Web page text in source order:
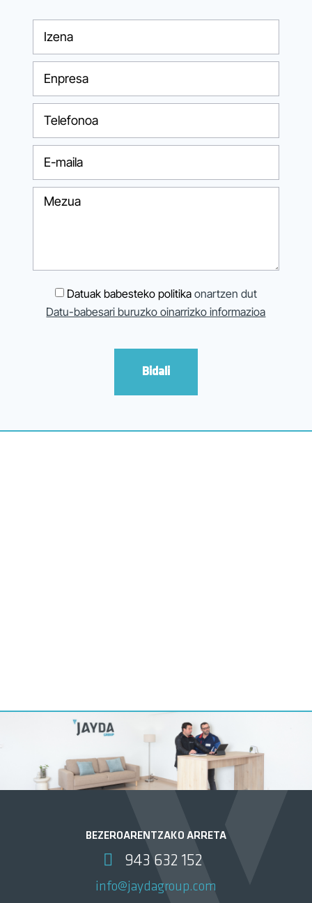
Datuak babesteko politika onartzen dut
Datu-babesari buruzko oinarrizko informazioa
Bidali
BEZEROARENTZAKO ARRETA
943 632 152
info@jaydagroup.com